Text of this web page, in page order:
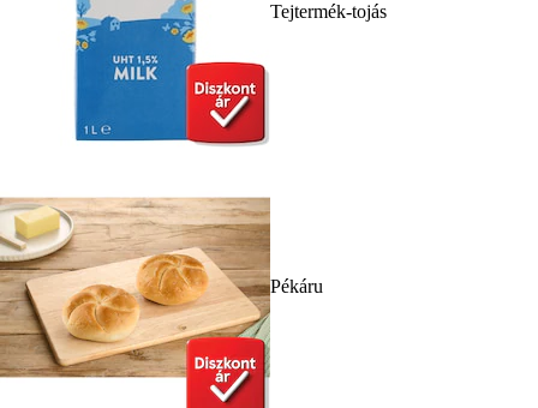
Tejtermék-tojás
Pékáru